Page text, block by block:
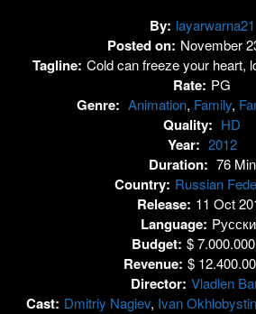
By: layarwarna21
Posted on: November
Tagline: Cold can freeze your heart,
Rate: PG
Genre: Animation, Family,
Quality: HD
Year: 2012
Duration: 76 Min
Country: Russian
Release: 11 Oct
Language:
Budget: $
Revenue: $
Director: Vladlen
Cast: Dmitriy Nagiev, Ivan Okhlobystin